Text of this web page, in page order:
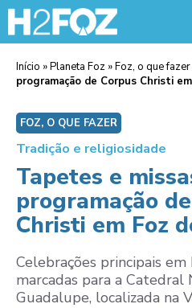
Início »Planeta Foz »Foz, o que fazer
programação de Corpus Christi
FOZ, O QUE FAZER
Tradição e religiosidade
Tapetes e
programação
Christi em Foz
Celebrações principais
marcadas para a Catedral
Guadalupe, localizada na